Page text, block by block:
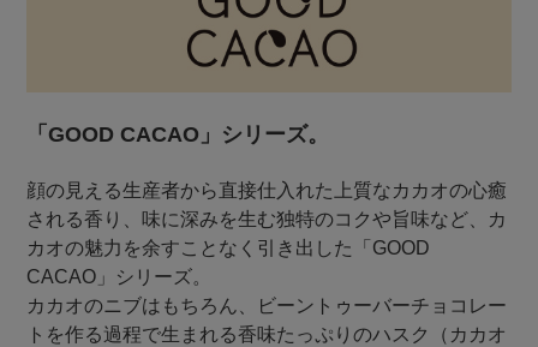
「GOOD CACAO」シリーズ。
顔の見える生産者から直接仕入れた上質なカカオの心癒
される香り、味に深みを生む独特のコクや旨味など、カ
カオの魅力を余すことなく引き出した「GOOD
CACAO」シリーズ。
カカオのニブはもちろん、ビーントゥーバーチョコレー
トを作る過程で生まれる香味たっぷりのハスク（カカオ